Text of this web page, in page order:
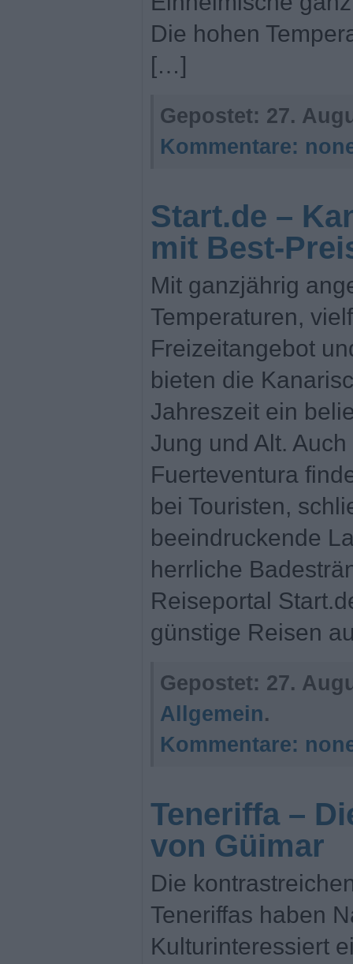
Die hohen
[…]
Gepostet: 27.
Kommentare:
Start.de –
mit Best-
Mit ganzjährig
Temperaturen,
Freizeitangebot
bieten die
Jahreszeit ein
Jung und Alt.
Fuerteventura
bei Touristen,
beeindruckende
herrliche
Reiseportal
günstige Reisen
Gepostet: 27.
Allgemein.
Kommentare:
Teneriffa –
von Güimar
Die
Teneriffas haben
Kulturinteressiert